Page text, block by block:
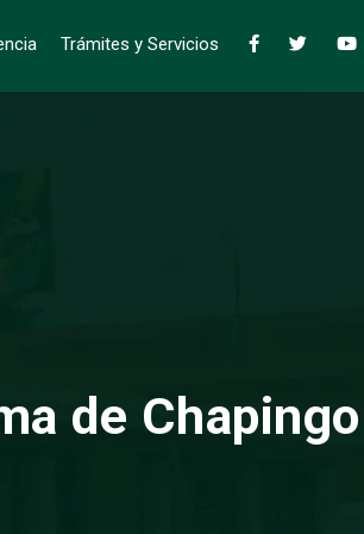
Trámites y Servicios
de